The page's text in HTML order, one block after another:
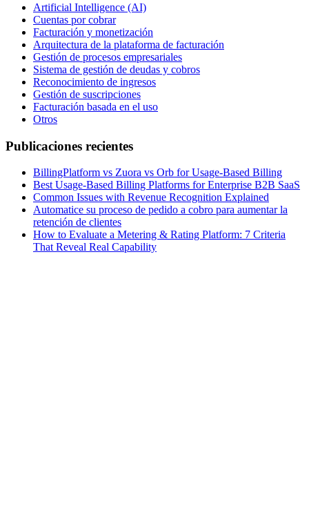
Artificial Intelligence (AI)
Cuentas por cobrar
Facturación y monetización
Arquitectura de la plataforma de facturación
Gestión de procesos empresariales
Sistema de gestión de deudas y cobros
Reconocimiento de ingresos
Gestión de suscripciones
Facturación basada en el uso
Otros
Publicaciones recientes
BillingPlatform vs Zuora vs Orb for Usage-Based Billing
Best Usage-Based Billing Platforms for Enterprise B2B SaaS
Common Issues with Revenue Recognition Explained
Automatice su proceso de pedido a cobro para aumentar la
retención de clientes
How to Evaluate a Metering & Rating Platform: 7 Criteria
That Reveal Real Capability